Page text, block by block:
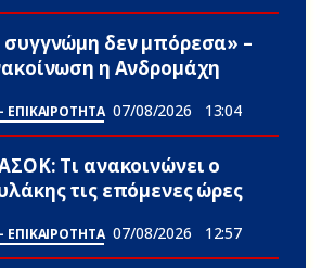
δεν μπόρεσα» –
η Ανδρομάχη
ΕΠΙΚΑΙΡΟΤΗΤΑ 07/08/2026 13:04
Τι ανακοινώνει ο
τις επόμενες ώρες
ΕΠΙΚΑΙΡΟΤΗΤΑ 07/08/2026 12:57